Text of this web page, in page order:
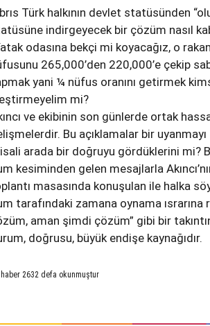
Türk halkının devlet statüsünden
indirgeyecek bir çözüm nasıl
odasına bekçi mi koyacağız, o
265,000’den 220,000’e çekip
yani ¼ nüfus oranını getirmek
mi?
ve ekibinin son günlerde ortak
Bu açıklamalar bir
arada bir doğruyu gördüklerini mi?
kesiminden gelen mesajlarla
masasında konuşulan ile halka
tarafındaki zamana oynama ısrarına
aman şimdi çözüm” gibi bir
doğrusu, büyük endişe kaynağıdır.
haber 2632 defa okunmuştur